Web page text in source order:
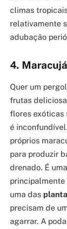
climas
relativamente
adubação
4.
Quer um
frutas
flores exóticas
é
próprios
para produzir
drenado. É
uma das
precisam de
agarrar. A